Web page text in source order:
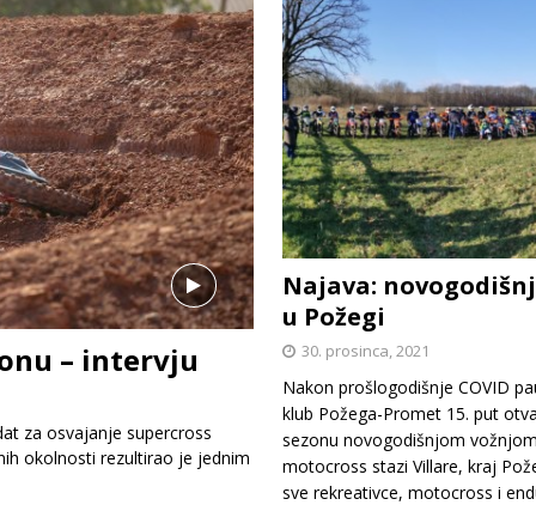
– intervju
za osvajanje supercross
okolnosti rezultirao je jednim
Najava:
u Požegi
30. prosinca, 2021
Nakon prošlogodišnje COVID
klub Požega-Promet 15. put
sezonu novogodišnjom
motocross stazi Villare, kraj
sve rekreativce, motocross i